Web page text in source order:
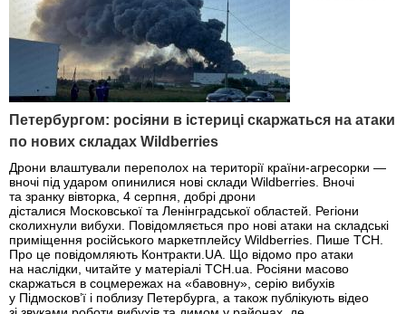
Петербургом: росіяни в істериці скаржаться на атаки
по нових складах Wildberries
Дрони влаштували переполох на території країни-агресорки —
вночі під ударом опинилися нові склади Wildberries. Вночі
та зранку вівторка, 4 серпня, добрі дрони
дісталися Московської та Ленінградської областей. Регіони
сколихнули вибухи. Повідомляється про нові атаки на складські
приміщення російського маркетплейсу Wildberries. Пише ТСН.
Про це повідомляють Контракти.UA. Що відомо про атаки
на наслідки, читайте у матеріалі ТСН.ua. Росіяни масово
скаржаться в соцмережах на «бавовну», серію вибухів
у Підмосков’ї і поблизу Петербурга, а також публікують відео